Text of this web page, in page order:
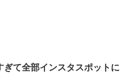
て全部インスタスポットに